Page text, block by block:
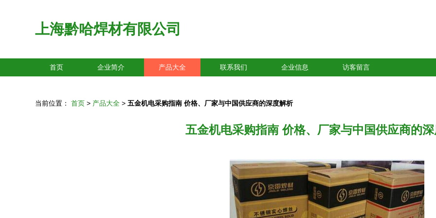
上海黔哈焊材有限公司
首页 企业简介 产品大全 联系我们 企业信息 访客留言
当前位置： 首页 > 产品大全 > 五金机电采购指南 价格、厂家与中国供应商的深度解析
五金机电采购指南 价格、厂家与中国供应商的